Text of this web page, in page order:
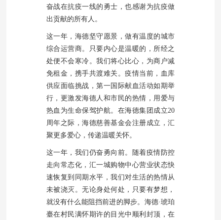
奋战在抗疫一线的勇士，也感谢为抗疫做
出贡献的所有人。
这一年，海德坚守愿景，做有温度的城市
综合运营商。只要内心是温暖的，所经之
处便不会寒冷。我们将心比心，为商户减
免租金，携手共渡难关。疫情当前，血库
供应面临挑战，第一国际献血活动如期举
行，更激发海德人和市民的热情，用爱与
热血为生命保驾护航。在海德集团成立20
周年之际，海德慈善基金会注册成立，汇
聚更多爱心，传递温暖关怀。
这一年，我们仍奋勇向前。随着疫情防控
走向常态化，汇一城购物中心营业状态快
速恢复到同期水平，我们对生活的热情从
未被浇灭。无论身处何处，只要有梦想，
就没有什么能阻挡前进的脚步。海德·琥珀
臺在村民满怀期许的目光中顺利封顶，在